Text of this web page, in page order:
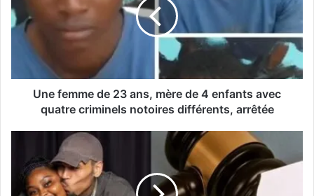
Une femme de 23 ans, mère de 4 enfants avec
quatre criminels notoires différents, arrêtée